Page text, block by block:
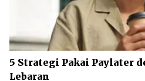
5 Strategi Pakai Paylater
Lebaran